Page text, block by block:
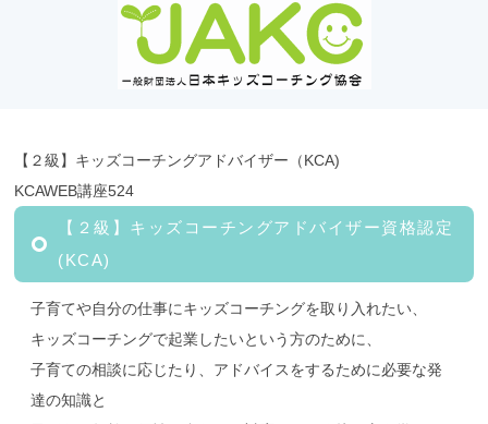
【２級】キッズコーチングアドバイザー（KCA)
KCAWEB講座524
【２級】キッズコーチングアドバイザー資格認定
(KCA)
子育てや自分の仕事にキッズコーチングを取り入れたい、
キッズコーチングで起業したいという方のために、
子育ての相談に応じたり、アドバイスをするために必要な発
達の知識と